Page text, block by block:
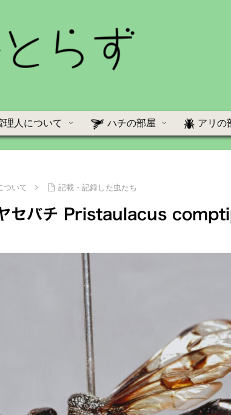
理人について ハチの部屋 アリの
ついて 記載・記録した虫たち
ヤセバチ Pristaulacus